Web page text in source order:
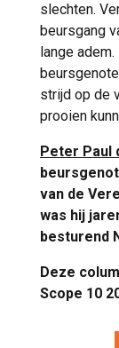
slechten.
beursgang
lange
strijd op de
prooien
Peter Paul
van de
was hij
besturend
Deze
Scope 10